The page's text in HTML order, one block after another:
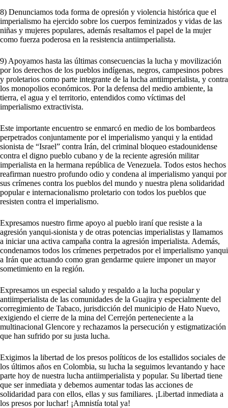
8) Denunciamos toda forma de opresión y violencia histórica que el
imperialismo ha ejercido sobre los cuerpos feminizados y vidas de las
niñas y mujeres populares, además resaltamos el papel de la mujer
como fuerza poderosa en la resistencia antiimperialista.
9) Apoyamos hasta las últimas consecuencias la lucha y movilización
por los derechos de los pueblos indígenas, negros, campesinos pobres
y proletarios como parte integrante de la lucha antiimperialista, y contra
los monopolios económicos. Por la defensa del medio ambiente, la
tierra, el agua y el territorio, entendidos como víctimas del
imperialismo extractivista.
Este importante encuentro se enmarcó en medio de los bombardeos
perpetrados conjuntamente por el imperialismo yanqui y la entidad
sionista de “Israel” contra Irán, del criminal bloqueo estadounidense
contra el digno pueblo cubano y de la reciente agresión militar
imperialista en la hermana república de Venezuela. Todos estos hechos
reafirman nuestro profundo odio y condena al imperialismo yanqui por
sus crímenes contra los pueblos del mundo y nuestra plena solidaridad
popular e internacionalismo proletario con todos los pueblos que
resisten contra el imperialismo.
Expresamos nuestro firme apoyo al pueblo iraní que resiste a la
agresión yanqui-sionista y de otras potencias imperialistas y llamamos
a iniciar una activa campaña contra la agresión imperialista. Además,
condenamos todos los crímenes perpetrados por el imperialismo yanqui
a Irán que actuando como gran gendarme quiere imponer un mayor
sometimiento en la región.
Expresamos un especial saludo y respaldo a la lucha popular y
antiimperialista de las comunidades de la Guajira y especialmente del
corregimiento de Tabaco, jurisdicción del municipio de Hato Nuevo,
exigiendo el cierre de la mina del Cerrejón perteneciente a la
multinacional Glencore y rechazamos la persecución y estigmatización
que han sufrido por su justa lucha.
Exigimos la libertad de los presos políticos de los estallidos sociales de
los últimos años en Colombia, su lucha la seguimos levantando y hace
parte hoy de nuestra lucha antiimperialista y popular. Su libertad tiene
que ser inmediata y debemos aumentar todas las acciones de
solidaridad para con ellos, ellas y sus familiares. ¡Libertad inmediata a
los presos por luchar! ¡Amnistía total ya!